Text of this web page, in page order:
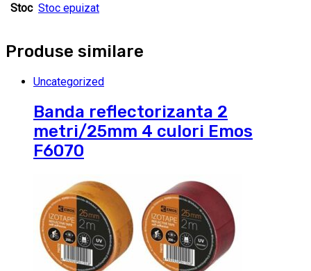
Stoc Stoc epuizat
Produse similare
Uncategorized
Banda reflectorizanta 2
metri/25mm 4 culori Emos
F6070